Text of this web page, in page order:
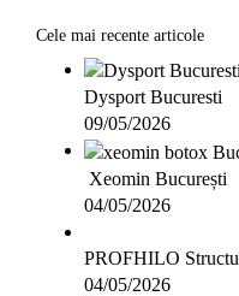
Cele mai recente articole
Dysport Bucuresti
09/05/2026
Xeomin București
04/05/2026
PROFHILO
04/05/2026